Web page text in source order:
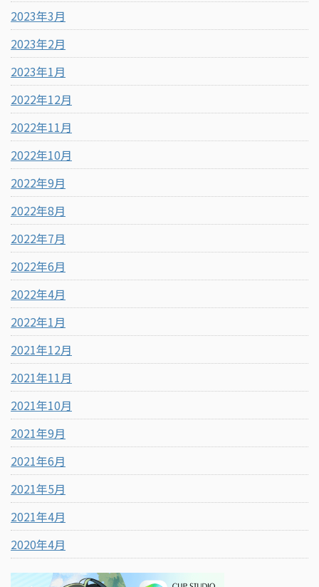
2023年3月
2023年2月
2023年1月
2022年12月
2022年11月
2022年10月
2022年9月
2022年8月
2022年7月
2022年6月
2022年4月
2022年1月
2021年12月
2021年11月
2021年10月
2021年9月
2021年6月
2021年5月
2021年4月
2020年4月